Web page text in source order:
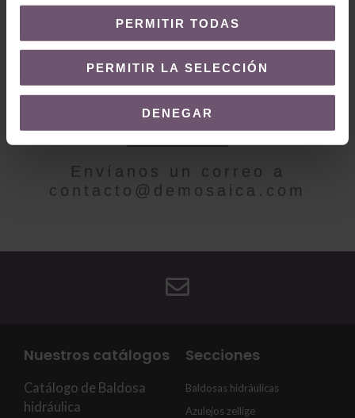
PERMITIR TODAS
PERMITIR LA SELECCIÓN
DENEGAR
¿QUIERES MÁS INFORMACIÓN?
Contacto
Envíanos un correo a
contacto@demosaica.com
Nuestros catálogos
Catálogo de Baldosa
hidráulica
Secciones
Baldosas hidráulicas
Azulejos zellige